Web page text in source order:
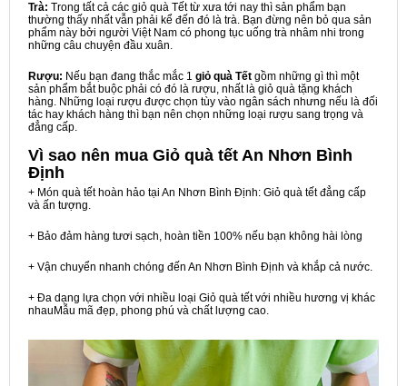
Trà: Trong tất cả các giỏ quà Tết từ xưa tới nay thì sản phẩm bạn
thường thấy nhất vẫn phải kể đến đó là trà. Bạn đừng nên bỏ qua sản
phẩm này bởi người Việt Nam có phong tục uống trà nhâm nhi trong
những câu chuyện đầu xuân.
Rượu: Nếu bạn đang thắc mắc 1 giỏ quà Tết gồm những gì thì một
sản phẩm bắt buộc phải có đó là rượu, nhất là giỏ quà tặng khách
hàng. Những loại rượu được chọn tùy vào ngân sách nhưng nếu là đối
tác hay khách hàng thì bạn nên chọn những loại rượu sang trọng và
đẳng cấp.
Vì sao nên mua Giỏ quà tết An Nhơn Bình
Định
+ Món quà tết hoàn hảo tại An Nhơn Bình Định: Giỏ quà tết đẳng cấp
và ấn tượng.
+ Bảo đảm hàng tươi sạch, hoàn tiền 100% nếu bạn không hài lòng
+ Vận chuyển nhanh chóng đến An Nhơn Bình Định và khắp cả nước.
+ Đa dạng lựa chọn với nhiều loại Giỏ quà tết với nhiều hương vị khác
nhauMẫu mã đẹp, phong phú và chất lượng cao.